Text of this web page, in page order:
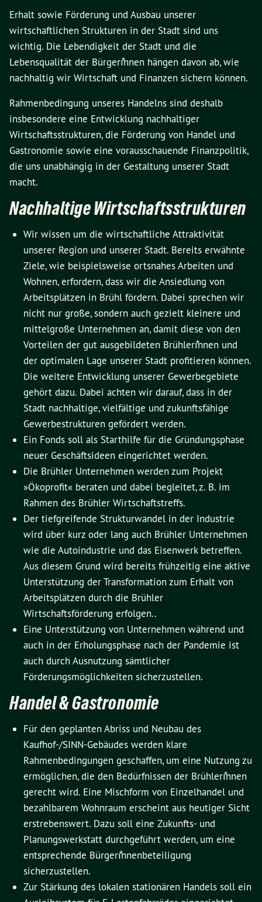
Erhalt sowie Förderung und Ausbau unserer
wirtschaftlichen Strukturen in der Stadt sind uns
wichtig. Die Lebendigkeit der Stadt und die
Lebensqualität der Bürgerı⃰nnen hängen davon ab, wie
nachhaltig wir Wirtschaft und Finanzen sichern können.
Rahmenbedingung unseres Handelns sind deshalb
insbesondere eine Entwicklung nachhaltiger
Wirtschaftsstrukturen, die Förderung von Handel und
Gastronomie sowie eine vorausschauende Finanzpolitik,
die uns unabhängig in der Gestaltung unserer Stadt
macht.
Nachhaltige Wirtschaftsstrukturen
Wir wissen um die wirtschaftliche Attraktivität
unserer Region und unserer Stadt. Bereits erwähnte
Ziele, wie beispielsweise ortsnahes Arbeiten und
Wohnen, erfordern, dass wir die Ansiedlung von
Arbeitsplätzen in Brühl fördern. Dabei sprechen wir
nicht nur große, sondern auch gezielt kleinere und
mittelgroße Unternehmen an, damit diese von den
Vorteilen der gut ausgebildeten Brühlerı⃰nnen und
der optimalen Lage unserer Stadt profitieren können.
Die weitere Entwicklung unserer Gewerbegebiete
gehört dazu. Dabei achten wir darauf, dass in der
Stadt nachhaltige, vielfältige und zukunftsfähige
Gewerbestrukturen gefördert werden.
Ein Fonds soll als Starthilfe für die Gründungsphase
neuer Geschäftsideen eingerichtet werden.
Die Brühler Unternehmen werden zum Projekt
»Ökoprofit« beraten und dabei begleitet, z. B. im
Rahmen des Brühler Wirtschaftstreffs.
Der tiefgreifende Strukturwandel in der Industrie
wird über kurz oder lang auch Brühler Unternehmen
wie die Autoindustrie und das Eisenwerk betreffen.
Aus diesem Grund wird bereits frühzeitig eine aktive
Unterstützung der Transformation zum Erhalt von
Arbeitsplätzen durch die Brühler
Wirtschaftsförderung erfolgen..
Eine Unterstützung von Unternehmen während und
auch in der Erholungsphase nach der Pandemie ist
auch durch Ausnutzung sämtlicher
Förderungsmöglichkeiten sicherzustellen.
Handel & Gastronomie
Für den geplanten Abriss und Neubau des
Kaufhof-/SINN-Gebäudes werden klare
Rahmenbedingungen geschaffen, um eine Nutzung zu
ermöglichen, die den Bedürfnissen der Brühlerı⃰nnen
gerecht wird. Eine Mischform von Einzelhandel und
bezahlbarem Wohnraum erscheint aus heutiger Sicht
erstrebenswert. Dazu soll eine Zukunfts- und
Planungswerkstatt durchgeführt werden, um eine
entsprechende Bürgerı⃰nnenbeteiligung
sicherzustellen.
Zur Stärkung des lokalen stationären Handels soll ein